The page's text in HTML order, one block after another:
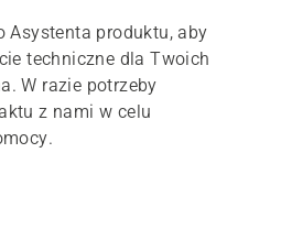
Asystenta produktu, aby
techniczne dla Twoich
W razie potrzeby
z nami w celu